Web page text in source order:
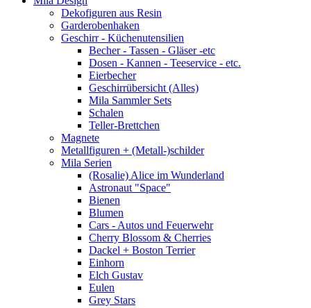
Dekofiguren aus Resin
Garderobenhaken
Geschirr - Küchenutensilien
Becher - Tassen - Gläser -etc
Dosen - Kannen - Teeservice - etc.
Eierbecher
Geschirrübersicht (Alles)
Mila Sammler Sets
Schalen
Teller-Brettchen
Magnete
Metallfiguren + (Metall-)schilder
Mila Serien
(Rosalie) Alice im Wunderland
Astronaut "Space"
Bienen
Blumen
Cars - Autos und Feuerwehr
Cherry Blossom & Cherries
Dackel + Boston Terrier
Einhorn
Elch Gustav
Eulen
Grey Stars